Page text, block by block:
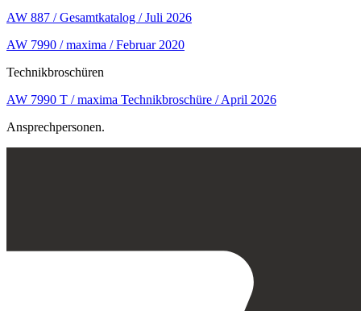
AW 887 / Gesamtkatalog / Juli 2026
AW 7990 / maxima / Februar 2020
Technikbroschüren
AW 7990 T / maxima Technikbroschüre / April 2026
Ansprechpersonen.